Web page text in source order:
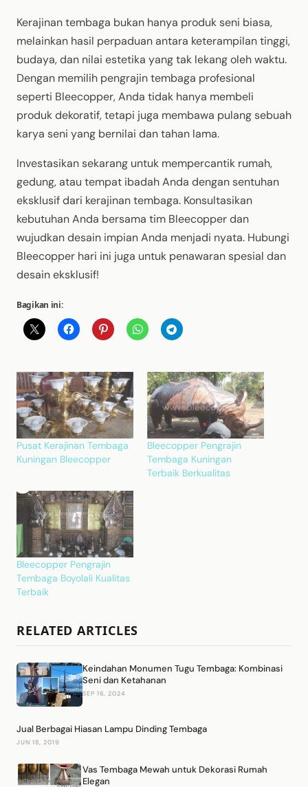
Kerajinan tembaga bukan hanya produk seni biasa,
melainkan hasil perpaduan antara keterampilan tinggi,
budaya, dan nilai estetika yang tak lekang oleh waktu.
Dengan memilih pengrajin tembaga profesional
seperti Bleecopper, Anda tidak hanya membeli
produk dekoratif, tetapi juga membawa pulang sebuah
karya seni yang bernilai dan tahan lama.
Investasikan sekarang untuk mempercantik rumah,
gedung, atau tempat ibadah Anda dengan sentuhan
eksklusif dari kerajinan tembaga. Konsultasikan
kebutuhan Anda bersama tim Bleecopper dan
wujudkan desain impian Anda menjadi nyata. Hubungi
Bleecopper hari ini juga untuk penawaran spesial dan
desain eksklusif!
Bagikan ini:
Pusat Kerajinan Tembaga
Kuningan Bleecopper
Bleecopper Pengrajin
Tembaga Kuningan
Terbaik Berkualitas
Bleecopper Pengrajin
Tembaga Boyolali Kualitas
Terbaik
RELATED ARTICLES
Keindahan Monumen Tugu Tembaga: Kombinasi
Seni dan Ketahanan
SEP 16, 2024
Jual Berbagai Hiasan Lampu Dinding Tembaga
JUN 18, 2019
Vas Tembaga Mewah untuk Dekorasi Rumah
Elegan